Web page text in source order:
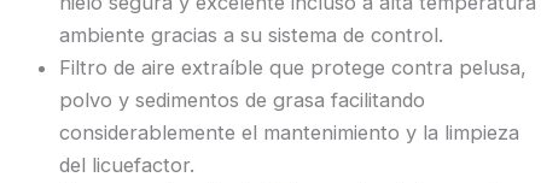
ambiente gracias a su sistema de control.
Filtro de aire extraíble que protege contra pelusa,
polvo y sedimentos de grasa facilitando
considerablemente el mantenimiento y la limpieza
del licuefactor.